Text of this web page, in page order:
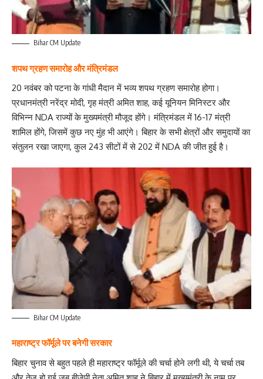
Bihar CM Update
शपथ ग्रहण समारोह और मंत्रिमंडल
20 नवंबर को पटना के गांधी मैदान में भव्य शपथ ग्रहण समारोह होगा।
प्रधानमंत्री नरेंद्र मोदी, गृह मंत्री अमित शाह, कई यूनियन मिनिस्टर और
विभिन्न NDA राज्यों के मुख्यमंत्री मौजूद होंगे। मंत्रिमंडल में 16-17 मंत्री
शामिल होंगे, जिसमें कुछ नए मुंह भी आएंगे। बिहार के सभी क्षेत्रों और समुदायों का
संतुलन रखा जाएगा, कुल 243 सीटों में से 202 में NDA की जीत हुई है।
Bihar CM Update
महाराष्ट्र फॉर्मूले पर बनेगी सरकार
बिहार चुनाव से बहुत पहले ही महाराष्ट्र फॉर्मूले की चर्चा होने लगी थी, ये चर्चा तब